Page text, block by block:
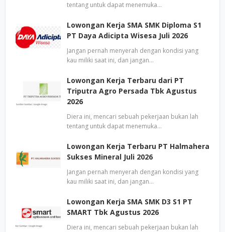
tentang untuk dapat menemuka…
Lowongan Kerja SMA SMK Diploma S1
PT Daya Adicipta Wisesa Juli 2026
Jangan pernah menyerah dengan kondisi yang
kau miliki saat ini, dan jangan…
Lowongan Kerja Terbaru dari PT
Triputra Agro Persada Tbk Agustus
2026
Diera ini, mencari sebuah pekerjaan bukan lah
tentang untuk dapat menemuka…
Lowongan Kerja Terbaru PT Halmahera
Sukses Mineral Juli 2026
Jangan pernah menyerah dengan kondisi yang
kau miliki saat ini, dan jangan…
Lowongan Kerja SMA SMK D3 S1 PT
SMART Tbk Agustus 2026
Diera ini, mencari sebuah pekerjaan bukan lah